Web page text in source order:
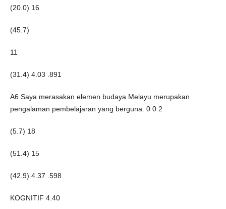
(20.0) 16
(45.7)
11
(31.4) 4.03 .891
A6 Saya merasakan elemen budaya Melayu merupakan
pengalaman pembelajaran yang berguna. 0 0 2
(5.7) 18
(51.4) 15
(42.9) 4.37 .598
KOGNITIF 4.40